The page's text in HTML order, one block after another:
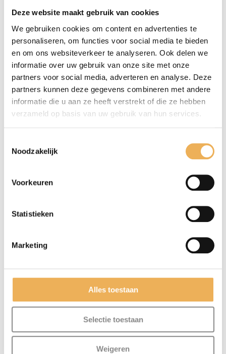
Deze website maakt gebruik van cookies
We gebruiken cookies om content en advertenties te
personaliseren, om functies voor social media te bieden
en om ons websiteverkeer te analyseren. Ook delen we
informatie over uw gebruik van onze site met onze
partners voor social media, adverteren en analyse. Deze
partners kunnen deze gegevens combineren met andere
informatie die u aan ze heeft verstrekt of die ze hebben
verzameld op basis van uw gebruik van hun services.
Noodzakelijk
Voorkeuren
Statistieken
Marketing
Alles toestaan
Selectie toestaan
Weigeren
deze browser voor de volgende keer wanneer
ik een reactie plaats.
GERELATEERDE PRODUCTEN